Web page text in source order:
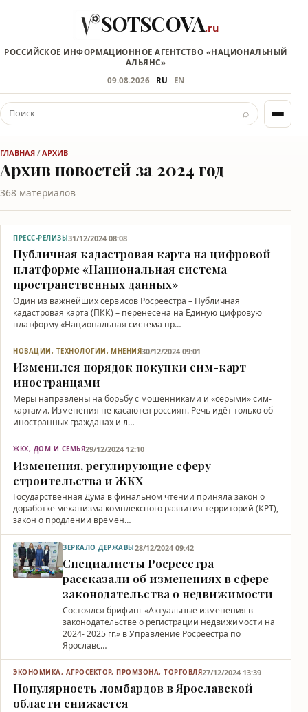
SOTSCOVA.ru
РОССИЙСКОЕ ИНФОРМАЦИОННОЕ АГЕНТСТВО «НАЦИОНАЛЬНЫЙ
АЛЬЯНС»
09.08.2026
RU EN
⌕
ГЛАВНАЯ /АРХИВ
Архив новостей за 2024 год
368 материалов
ПРЕСС-РЕЛИЗЫ31/12/2024 08:08
Публичная кадастровая карта на цифровой
платформе «Национальная система
пространственных данных»
Один из важнейших сервисов Росреестра – Публичная
кадастровая карта (ПКК) – перенесена на Единую цифровую
платформу «Национальная система пр…
НОВАЦИИ, ТЕХНОЛОГИИ, МНЕНИЯ30/12/2024 09:01
Изменился порядок покупки сим-карт
иностранцами
Меры направлены на борьбу с мошенниками и «серыми» сим-
картами. Изменения не касаются россиян. Речь идёт только об
иностранных гражданах и л…
ЖКХ, ДОМ И СЕМЬЯ29/12/2024 12:10
Изменения, регулирующие сферу
строительства и ЖКХ
Государственная Дума в финальном чтении приняла закон о
доработке механизма комплексного развития территорий (КРТ),
закон о продлении времен…
ЗЕРКАЛО ДЕРЖАВЫ28/12/2024 09:42
Специалисты Росреестра
рассказали об изменениях в сфере
законодательства о недвижимости
Состоялся брифинг «Актуальные изменения в
законодательстве о регистрации недвижимости на
2024- 2025 гг.» в Управление Росреестра по
Ярославс…
ЭКОНОМИКА, АГРОСЕКТОР, ПРОМЗОНА, ТОРГОВЛЯ27/12/2024 13:39
Популярность ломбардов в Ярославской
области снижается